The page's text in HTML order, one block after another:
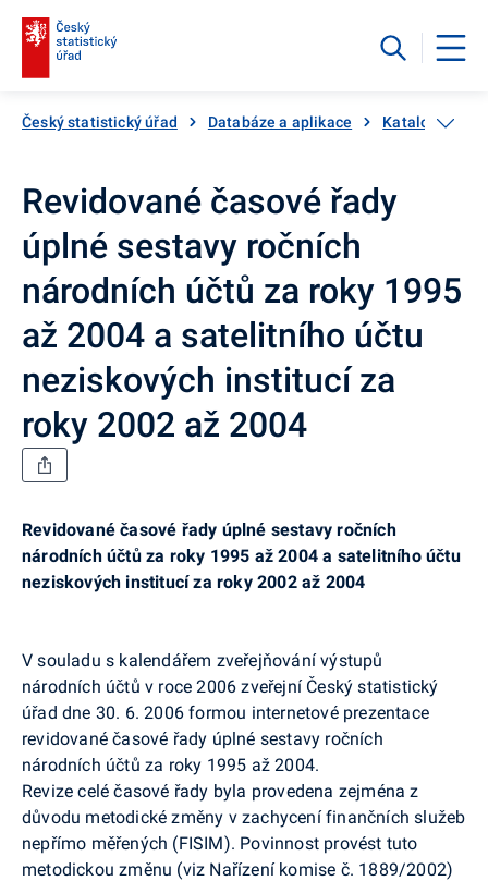
Český statistický úřad Databáze a aplikace Katalog
Revidované časové řady
úplné sestavy ročních
národních účtů za roky 1995
až 2004 a satelitního účtu
neziskových institucí za
roky 2002 až 2004
Revidované časové řady úplné sestavy ročních
národních účtů za roky 1995 až 2004 a satelitního účtu
neziskových institucí za roky 2002 až 2004
V souladu s kalendářem zveřejňování výstupů
národních účtů v roce 2006 zveřejní Český statistický
úřad dne 30. 6. 2006 formou internetové prezentace
revidované časové řady úplné sestavy ročních
národních účtů za roky 1995 až 2004.
Revize celé časové řady byla provedena zejména z
důvodu metodické změny v zachycení finančních služeb
nepřímo měřených (FISIM). Povinnost provést tuto
metodickou změnu (viz Nařízení komise č. 1889/2002)